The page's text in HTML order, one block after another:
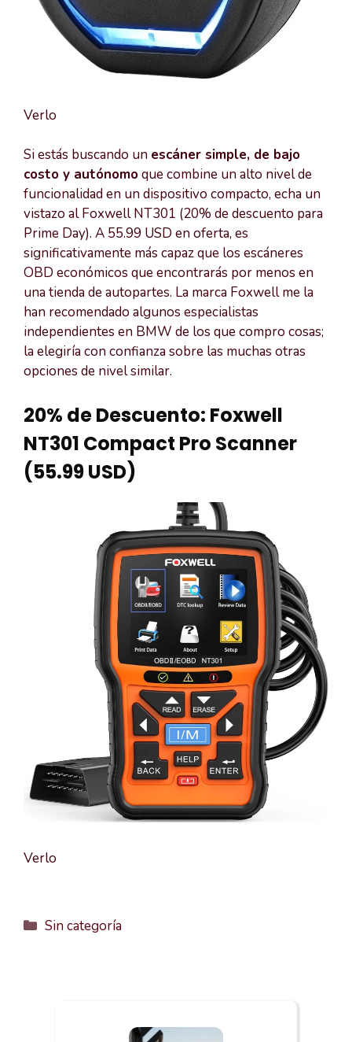
Verlo
Si estás buscando un escáner simple, de bajo
costo y autónomoque combine un alto nivel de
funcionalidad en un dispositivo compacto, echa un
vistazo al Foxwell NT301 (20% de descuento para
Prime Day). A 55.99 USD en oferta, es
significativamente más capaz que los escáneres
OBD económicos que encontrarás por menos en
una tienda de autopartes. La marca Foxwell me la
han recomendado algunos especialistas
independientes en BMW de los que compro cosas;
la elegiría con confianza sobre las muchas otras
opciones de nivel similar.
20% de Descuento: Foxwell
NT301 Compact Pro Scanner
(55.99 USD)
Verlo
Categorías
Sin categoría